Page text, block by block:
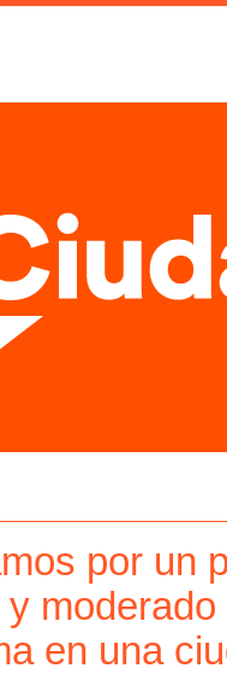
por un
moderado
en una